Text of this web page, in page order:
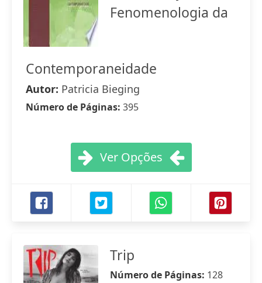
Fenomenologia da
Contemporaneidade
Autor: Patricia Bieging
Número de Páginas: 395
Ver Opções
Trip
Número de Páginas: 128